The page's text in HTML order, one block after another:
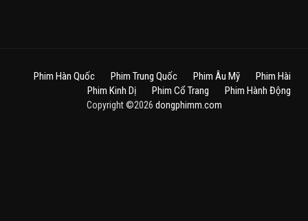
Phim Hàn Quốc Phim Trung Quốc Phim Âu Mỹ
Phim Hài
Phim Kinh Dị
Phim Cổ Trang Phim Hành Động
Copyright ©2026 dongphimm.com